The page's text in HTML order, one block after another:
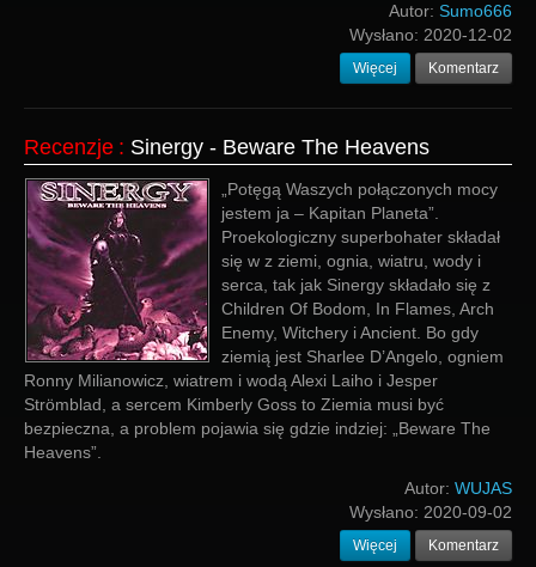
Autor: Sumo666
Wysłano: 2020-12-02
Więcej Komentarz
Recenzje : Sinergy - Beware The Heavens
„Potęgą Waszych połączonych mocy
jestem ja – Kapitan Planeta”.
Proekologiczny superbohater składał
się w z ziemi, ognia, wiatru, wody i
serca, tak jak Sinergy składało się z
Children Of Bodom, In Flames, Arch
Enemy, Witchery i Ancient. Bo gdy
ziemią jest Sharlee D’Angelo, ogniem
Ronny Milianowicz, wiatrem i wodą Alexi Laiho i Jesper
Strömblad, a sercem Kimberly Goss to Ziemia musi być
bezpieczna, a problem pojawia się gdzie indziej: „Beware The
Heavens”.
Autor: WUJAS
Wysłano: 2020-09-02
Więcej Komentarz